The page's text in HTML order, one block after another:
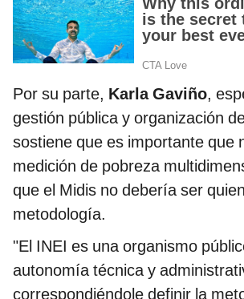
Por su parte, Karla Gaviño,
gestión pública y organización
sostiene que es importante que
medición de pobreza
que el Midis no debería ser
metodología.
"El INEI es una organismo
autonomía técnica y
correspondiéndole definir la